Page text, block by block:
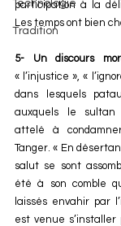
Technologie
Tradition
participation à la
Les temps ont bien
5- Un discours
« l’injustice », «
dans lesquels
auxquels le sultan
attelé à
Tanger. « En
salut se sont
été à son comble
laissés envahir par
est venue s’installer